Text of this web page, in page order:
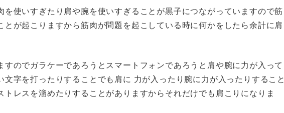
使いすぎたり肩や腕を使いすぎることが黒子につながっていますので筋
が起こりますから筋肉が問題を起こしている時に何かをしたら余計に肩
のでガラケーであろうとスマートフォンであろうと肩や腕に力が入って
字を打ったりすることでも肩に 力が入ったり腕に力が入ったりすること
レスを溜めたりすることがありますからそれだけでも肩こりになりま